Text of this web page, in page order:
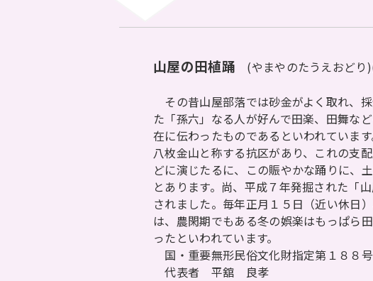
山屋の田植踊 (やまやのたうえおどり
その昔山屋部落では砂金がよく取れ、
た「孫六」なる人が好んで田楽、田舞な
在に伝わったものであるといわれていま
八枚金山と称する抗区があり、これの支
どに演じたるに、この賑やかな踊りに、
とあります。尚、平成７年発掘された「
されました。毎年正月１５日（近い休日
は、農閑期でもある冬の娯楽はもっぱら
ったといわれています。
国・重要無形民俗文化財指定第１８８
代表者 平舘 良孝